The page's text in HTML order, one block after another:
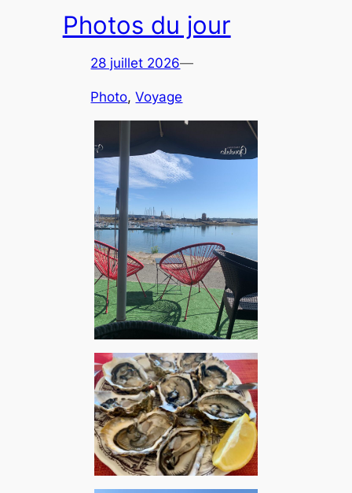
Photos du jour
28 juillet 2026—
Photo, Voyage